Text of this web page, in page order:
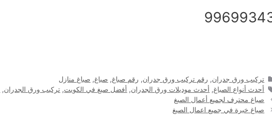
التصنيفات
تركيب ورق جدران, رقم تركيب ورق جدران, رقم صباغ, صباغ, صباغ منازل
الوسوم
أحدث أنواع الصباغ, أحدث موديلات ورق الجدران, أفضل صبغ في الكويت, تركيب ورق الجدران,
صباغ محترف لجميع أعمال الصبغ
صباغ خبرة في جميع اعمال الصبغ